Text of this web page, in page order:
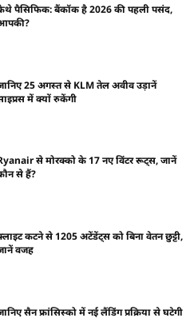
पैसिफिक: बैंकॉक है 2026 की पहली पसंद,
25 अगस्त से KLM तेल अवीव उड़ानें
में क्यों रुकेंगी
से मोरक्को के 17 नए विंटर रूट्स, जानें
से हैं?
कटने से 1205 अटेंडेंट्स को बिना वेतन छुट्टी,
वजह
सैन फ्रांसिस्को में नई लैंडिंग प्रक्रिया से घटेगी